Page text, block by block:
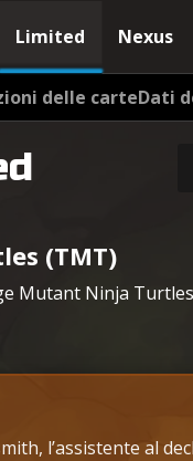
Limited Nexus
delle carteDati
(TMT)
Mutant Ninja
l’assistente al